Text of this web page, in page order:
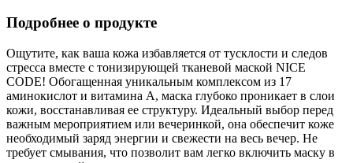
Подробнее о продукте
Ощутите, как ваша кожа избавляется от тусклости и следов
стресса вместе с тонизирующей тканевой маской NICE
CODE! Обогащенная уникальным комплексом из 17
аминокислот и витамина А, маска глубоко проникает в слои
кожи, восстанавливая ее структуру. Идеальный выбор перед
важным мероприятием или вечеринкой, она обеспечит коже
необходимый заряд энергии и свежести на весь вечер. Не
требует смывания, что позволит вам легко включить маску в